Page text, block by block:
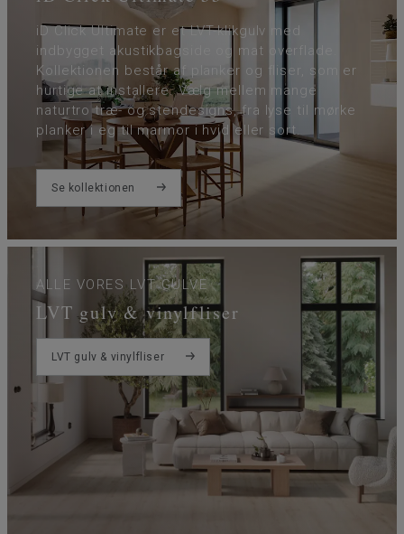
iD Click Ultimate er et LVT-klikgulv med
indbygget akustikbagside og mat overflade.
Kollektionen består af planker og fliser, som er
hurtige at installere. Vælg mellem mange
naturtro træ- og stendesigns, fra lyse til mørke
planker i eg til marmor i hvid eller sort.
Se kollektionen
ALLE VORES LVT GULVE
LVT gulv & vinylfliser
LVT gulv & vinylfliser